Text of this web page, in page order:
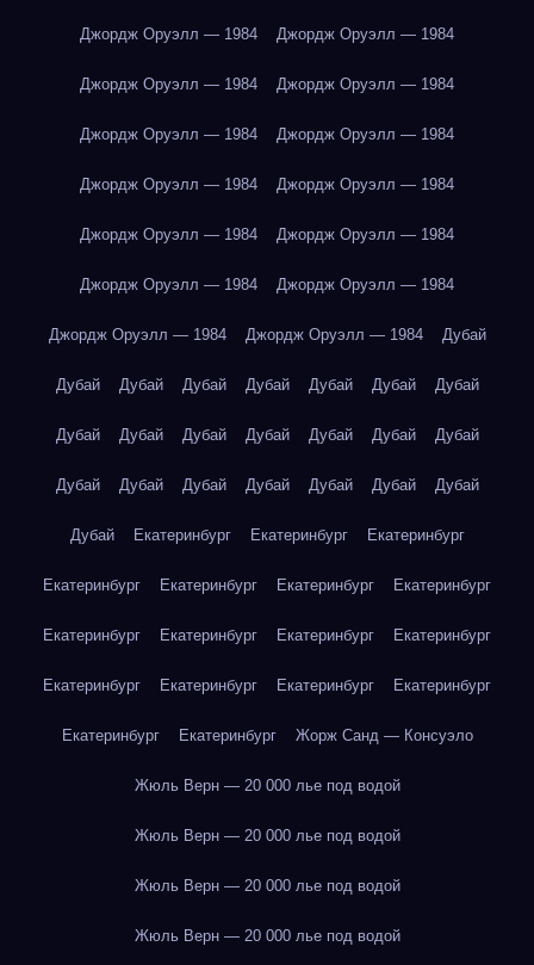
Джордж Оруэлл — 1984 Джордж Оруэлл — 1984
Джордж Оруэлл — 1984 Джордж Оруэлл — 1984
Джордж Оруэлл — 1984 Джордж Оруэлл — 1984
Джордж Оруэлл — 1984 Джордж Оруэлл — 1984
Джордж Оруэлл — 1984 Джордж Оруэлл — 1984
Джордж Оруэлл — 1984 Джордж Оруэлл — 1984
Джордж Оруэлл — 1984 Джордж Оруэлл — 1984 Дубай
Дубай Дубай Дубай Дубай Дубай Дубай Дубай
Дубай Дубай Дубай Дубай Дубай Дубай Дубай
Дубай Дубай Дубай Дубай Дубай Дубай Дубай
Дубай Екатеринбург Екатеринбург Екатеринбург
Екатеринбург Екатеринбург Екатеринбург Екатеринбург
Екатеринбург Екатеринбург Екатеринбург Екатеринбург
Екатеринбург Екатеринбург Екатеринбург Екатеринбург
Екатеринбург Екатеринбург Жорж Санд — Консуэло
Жюль Верн — 20 000 лье под водой
Жюль Верн — 20 000 лье под водой
Жюль Верн — 20 000 лье под водой
Жюль Верн — 20 000 лье под водой